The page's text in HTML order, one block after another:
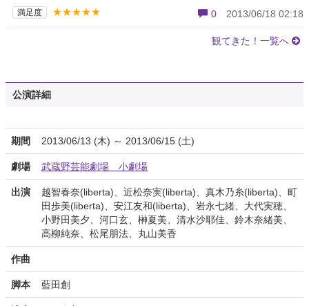
満足度 ★★★★★ 0 2013/06/18 02:18
観てきた！一覧へ
公演詳細
期間 2013/06/13 (木) ～ 2013/06/15 (土)
劇場 武蔵野芸能劇場 小劇場
出演
越智春奈(liberta)、近松奈実(liberta)、真木乃糸(liberta)、町
田歩美(liberta)、安江友和(liberta)、岩永七緒、大代実穂、
小野田美夕、河口玄、榊夏美、清水沙耶佳、鈴木奈緒美、
高柳純奈、松尾朋法、丸山美香
作曲
脚本 藍田創